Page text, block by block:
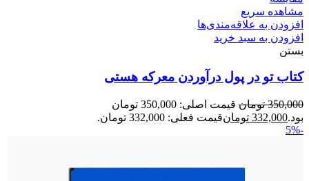
مشاهده سریع
افزودن به علاقه‌مندی‌ها
افزودن به سبد خرید
بستن
کتاب تو در پول درآوردن معرکه هستی
350,000 تومان
قیمت اصلی: 350,000 تومان
بود.332,000 تومانقیمت فعلی: 332,000 تومان.
-5%